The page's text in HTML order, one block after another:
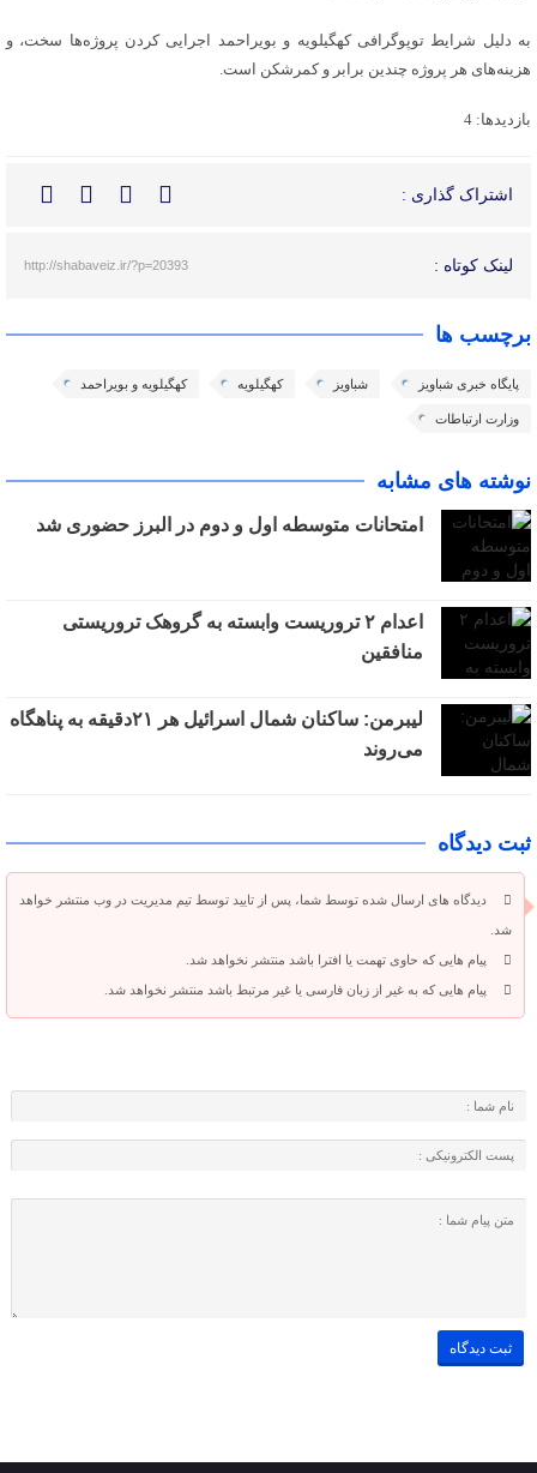
به دلیل شرایط توپوگرافی کهگیلویه و بویراحمد اجرایی کردن پروژه‌ها سخت، و
هزینه‌های هر پروژه چندین برابر و کمرشکن است.
بازدیدها: 4
اشتراک گذاری :
لینک کوتاه : http://shabaveiz.ir/?p=20393
برچسب ها
پایگاه خبری شباویز شباویز کهگیلویه کهگیلویه و بویراحمد
وزارت ارتباطات
نوشته های مشابه
امتحانات متوسطه اول و دوم در البرز حضوری شد
اعدام ۲ تروریست وابسته به گروهک تروریستی
منافقین
لیبرمن: ساکنان شمال اسرائیل هر ۲۱دقیقه به پناهگاه
می‌روند
ثبت دیدگاه
دیدگاه های ارسال شده توسط شما، پس از تایید توسط تیم مدیریت در وب منتشر خواهد
شد.
پیام هایی که حاوی تهمت یا افترا باشد منتشر نخواهد شد.
پیام هایی که به غیر از زبان فارسی یا غیر مرتبط باشد منتشر نخواهد شد.